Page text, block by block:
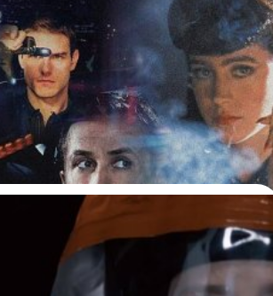
a Short Story by Philip K. Dick" เป็น
ตีความเป็นภาพยนตร์ไซไฟร่วมสมัยได้เป็น
างของ ฟิลิป เค. ดิก (Philip K. Dick) นัก
มผสานความเป็นไซไฟและมนุษย์ลงในงาน
3240 days ago
งสู่ห้วงลึกของวิทยาศาสตร์และ
คตรแต่ก็โคตรง่วง